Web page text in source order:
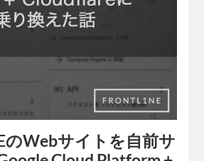
のWebサイトを自前サ